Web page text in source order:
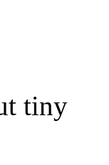
tiny